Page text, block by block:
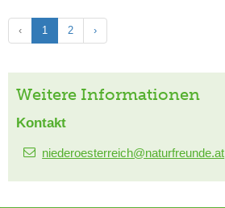
‹ 1 2 ›
Weitere Informationen
Kontakt
niederoesterreich@naturfreunde.at